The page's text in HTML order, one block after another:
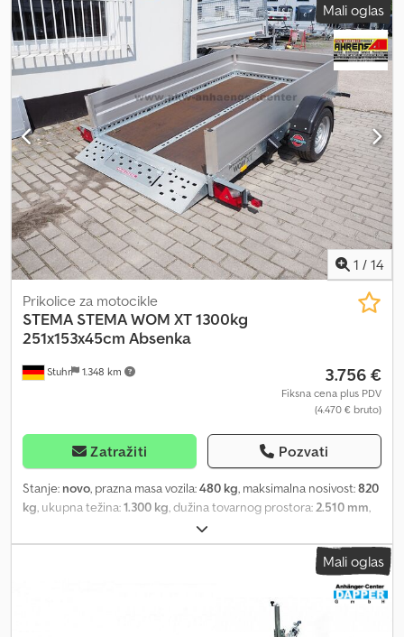
Mali oglas
1 / 14
Stuhr 1.348 km
Prikolice za motocikle
STEMA STEMA WOM XT 1300kg
251x153x45cm Absenka
3.756 €
Fiksna cena plus PDV
(4.470 € bruto)
Zatražiti Pozvati
Stanje: novo, prazna masa vozila:480 kg, maksimalna nosivost:820
kg , ukupna težina:1.300 kg , dužina tovarnog prostora: 2.510 mm
1.530 mm
mm, dimenzija gume:195/50R13C, Prikolica sa mogućnošću
spuštanja sa setom bočnih stranica od proizvođača STEMA, model
WOM XT - STS XT O2 13-25-15.1. Spuštajuća prikolica, poznata i kao
Senkomat ili Senklift prikolica, često je izbor motociklista. Odlična
je za prevoz jednog ili dva motocikla, ali i za quad vozila, ATV,
Mali oglas